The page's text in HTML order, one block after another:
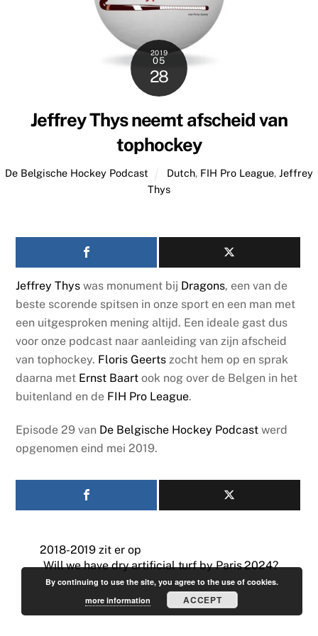
2019
05
28
Jeffrey Thys neemt afscheid van
tophockey
De Belgische Hockey Podcast Dutch, FIH Pro League, Jeffrey
Thys
Jeffrey Thys was monument bij Dragons, een van de
beste scorende spitsen in onze sport en een man met
een uitgesproken mening altijd. Een ideale gast dus
voor onze podcast naar aanleiding van zijn afscheid
van tophockey. Floris Geerts zocht hem op en sprak
daarna met Ernst Baart ook nog over de Belgen in het
buitenland en de FIH Pro League.
Episode 29 van De Belgische Hockey Podcast werd
opgenomen eind mei 2019.
2018-2019 zit er op
Will we have dry artificial turf by Paris 2024?
By continuing to use the site, you agree to the use of cookies.
more information
ACCEPT